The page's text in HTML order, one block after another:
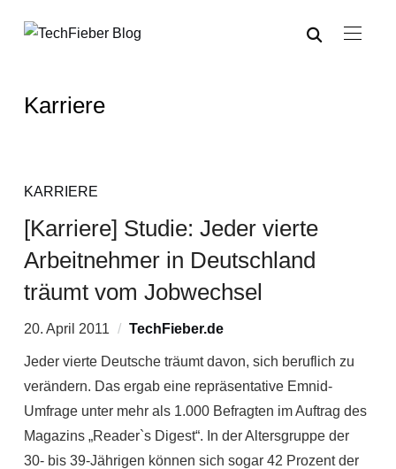
Karriere
KARRIERE
[Karriere] Studie: Jeder vierte
Arbeitnehmer in Deutschland
träumt vom Jobwechsel
20. April 2011 TechFieber.de
Jeder vierte Deutsche träumt davon, sich beruflich zu
verändern. Das ergab eine repräsentative Emnid-
Umfrage unter mehr als 1.000 Befragten im Auftrag des
Magazins „Reader`s Digest“. In der Altersgruppe der
30- bis 39-Jährigen können sich sogar 42 Prozent der